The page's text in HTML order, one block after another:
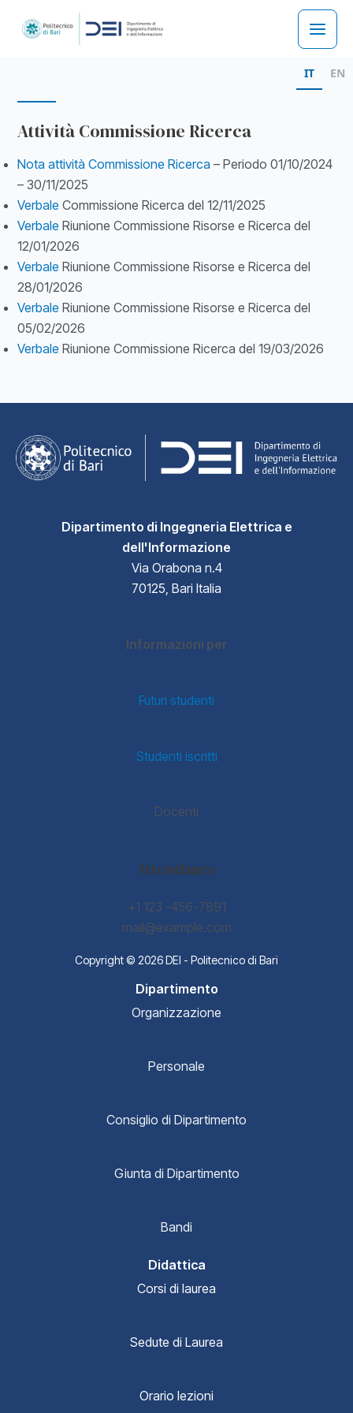
Main
Menu
IT EN
Attività Commissione Ricerca
Nota attività Commissione Ricerca – Periodo 01/10/2024
– 30/11/2025
Verbale Commissione Ricerca del 12/11/2025
Verbale Riunione Commissione Risorse e Ricerca del
12/01/2026
Verbale Riunione Commissione Risorse e Ricerca del
28/01/2026
Verbale Riunione Commissione Risorse e Ricerca del
05/02/2026
Verbale Riunione Commissione Ricerca del 19/03/2026
Dipartimento di Ingegneria Elettrica e
dell'Informazione
Via Orabona n.4
70125, Bari Italia
Informazioni per
Futuri studenti
Studenti iscritti
Docenti
Attendance
+1 123 -456-7891
mail@example.com
Copyright © 2026 DEI - Politecnico di Bari
Dipartimento
Organizzazione
Personale
Consiglio di Dipartimento
Giunta di Dipartimento
Bandi
Didattica
Corsi di laurea
Sedute di Laurea
Orario lezioni